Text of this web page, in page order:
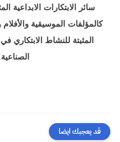
سائر الابتكارات الابداعية
كالمؤلفات الموسيقية والأفلام
المثبتة للنشاط الابتكاري
قد يعجبك ايضا